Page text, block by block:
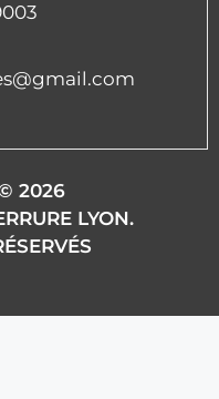
2026
LYON.